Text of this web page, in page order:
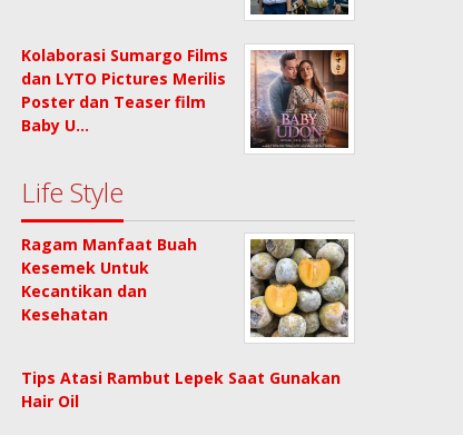
Kolaborasi Sumargo Films
dan LYTO Pictures Merilis
Poster dan Teaser film
Baby U…
Life Style
Ragam Manfaat Buah
Kesemek Untuk
Kecantikan dan
Kesehatan
Tips Atasi Rambut Lepek Saat Gunakan
Hair Oil